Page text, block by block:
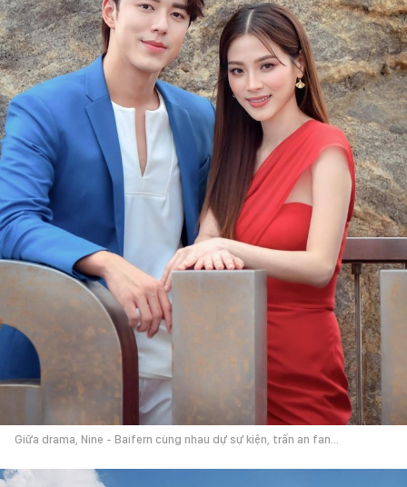
Giữa drama, Nine - Baifern cùng nhau dự sự kiện, trấn an fan...